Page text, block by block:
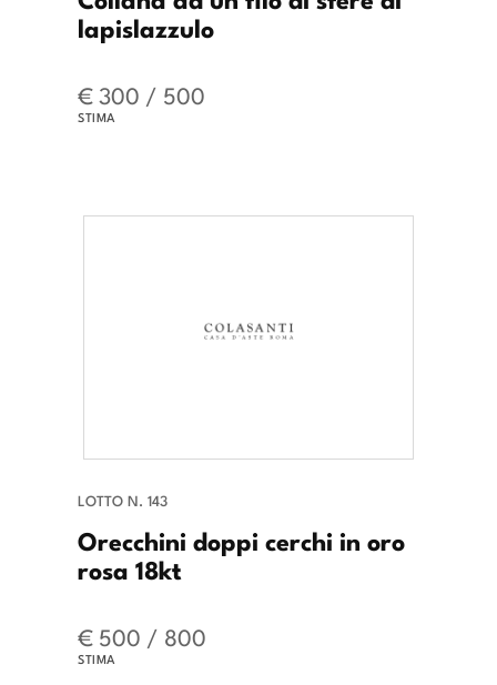
lapislazzulo
€ 300 / 500
STIMA
LOTTO N. 143
Orecchini doppi cerchi in oro
rosa 18kt
€ 500 / 800
STIMA